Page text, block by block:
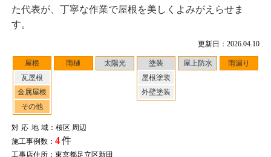
更新日：2026.04.10
屋根
瓦屋根
金属屋根
その他
雨樋 太陽光
塗装
屋根塗装
外壁塗装
屋上防水 雨漏り
対応地域：桜区 周辺
施工事例数： 4件
工事店住所：東京都足立区新田
た代表が、丁寧な作業で屋根を美しくよみがえらせま
す。